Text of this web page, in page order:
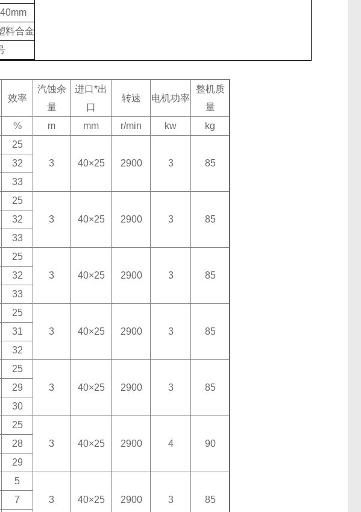
料合金
效率
汽蚀余
量
进口*出
口
转速 电机功率
整机质
量
% m mm r/min kw kg
25
3
40×25 2900 3 85
32
33
25
3
40×25 2900 3 85
32
33
25
3
40×25 2900 3 85
32
33
25
3
40×25 2900 3 85
31
32
25
3
40×25 2900 3 85
29
30
25
3
40×25 2900 4 90
28
29
5
3
40×25 2900 3 85
7